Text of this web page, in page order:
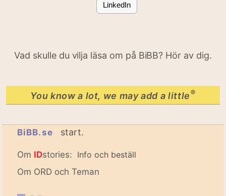
LinkedIn
Vad skulle du vilja läsa om på BiBB? Hör av dig.
You know a lot, we may add a little®
BiBB.se start.
Om IDstories: Info och beställ
Om ORD och Teman